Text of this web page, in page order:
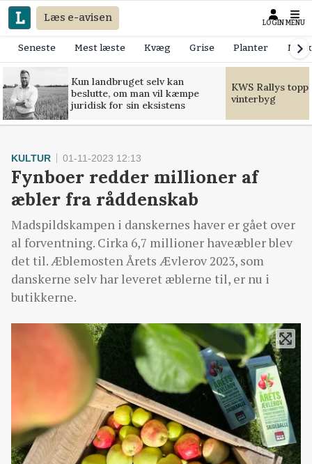
Læs e-avisen LOGIN MENU
Seneste Mest læste Kvæg Grise Planter
Kun landbruget selv kan
beslutte, om man vil kæmpe
juridisk for sin eksistens
KWS Rallys
vinterbyg
KULTUR 01-11-2023 12:13
Fynboer redder millioner af
æbler fra råddenskab
Madspildskampen i danskernes haver er gået over
al forventning. Cirka 6,7 millioner haveæbler blev
det til. Æblemosten Årets Ævlerov 2023, som
danskerne selv har leveret æblerne til, er nu i
butikkerne.